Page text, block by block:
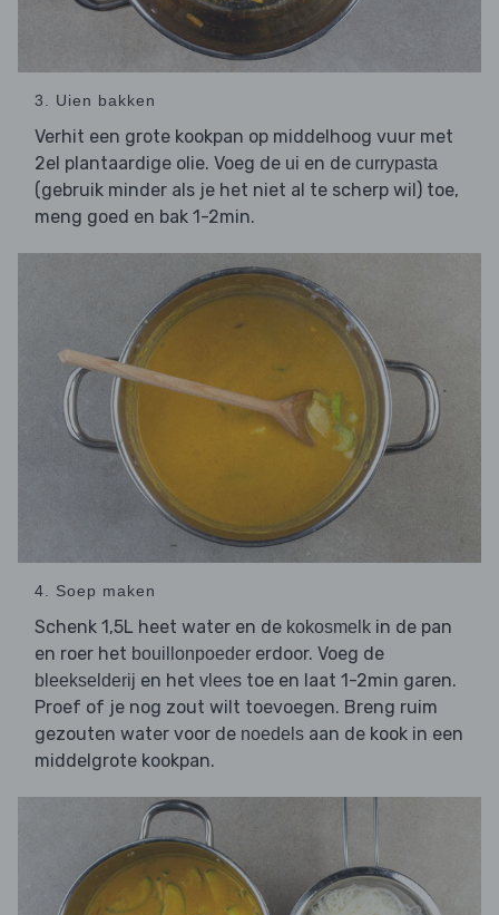
3. Uien bakken
Verhit een grote kookpan op middelhoog vuur met
2el plantaardige olie. Voeg de ui en de currypasta
(gebruik minder als je het niet al te scherp wil) toe,
meng goed en bak 1-2min.
4. Soep maken
Schenk 1,5L heet water en de kokosmelk in de pan
en roer het bouillonpoeder erdoor. Voeg de
bleekselderij en het vlees toe en laat 1-2min garen.
Proef of je nog zout wilt toevoegen. Breng ruim
gezouten water voor de noedels aan de kook in een
middelgrote kookpan.